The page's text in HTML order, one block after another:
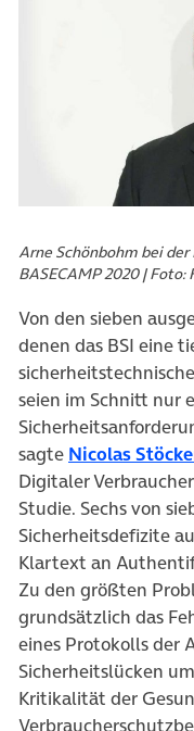
Arne Schönbohm bei
BASECAMP 2020 |
Von den sieben
denen das BSI eine
seien im Schnitt nur
sagte Nicolas
Digitaler
Studie. Sechs von
Sicherheitsdefizite
Klartext an
Zu den größten
grundsätzlich das
eines Protokolls der
Sicherheitslücken
Kritikalität der